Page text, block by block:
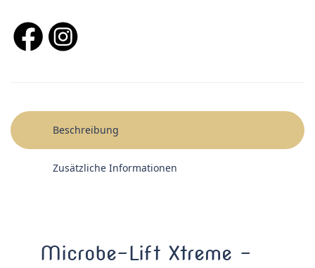
Beschreibung
Zusätzliche Informationen
Microbe-Lift Xtreme –